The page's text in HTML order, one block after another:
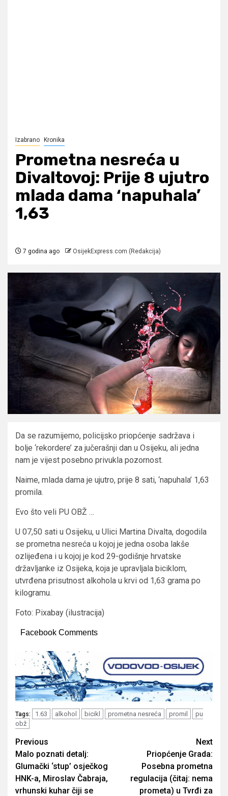
Izabrano Kronika
Prometna nesreća u
Divaltovoj: Prije 8 ujutro
mlada dama ‘napuhala’
1,63
7 godina ago OsijekExpress.com (Redakcija)
Da se razumijemo, policijsko priopćenje sadržava i
bolje ‘rekordere’ za jučerašnji dan u Osijeku, ali jedna
nam je vijest posebno privukla pozornost.
Naime, mlada dama je ujutro, prije 8 sati, ‘napuhala’ 1,63
promila.
Evo što veli PU OBŽ …
U 07,50 sati u Osijeku, u Ulici Martina Divalta, dogodila
se prometna nesreća u kojoj je jedna osoba lakše
ozlijeđena i u kojoj je kod 29-godišnje hrvatske
državljanke iz Osijeka, koja je upravljala biciklom,
utvrđena prisutnost alkohola u krvi od 1,63 grama po
kilogramu.
Foto: Pixabay (ilustracija)
Facebook Comments
Tags: 1.63 alkohol bicikl prometna nesreća promil
pu
obž
Post
navigation
Previous
Malo poznati detalj:
Glumački ‘stup’ osječkog
HNK-a, Miroslav Čabraja,
vrhunski kuhar čiji se
Next
Priopćenje Grada:
Posebna prometna
regulacija (čitaj: nema
prometa) u Tvrđi za